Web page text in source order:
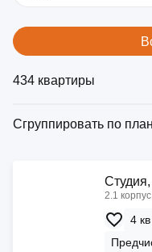
434 квартиры
Сгруппировать по
2.1
4